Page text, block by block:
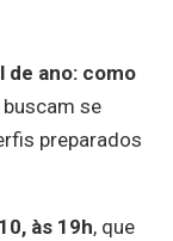
de ano: como
se
preparados
às 19h, que